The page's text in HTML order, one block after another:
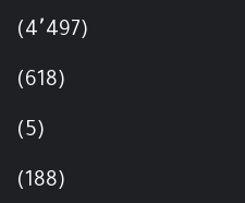
(4٬497)
(618)
(5)
(188)